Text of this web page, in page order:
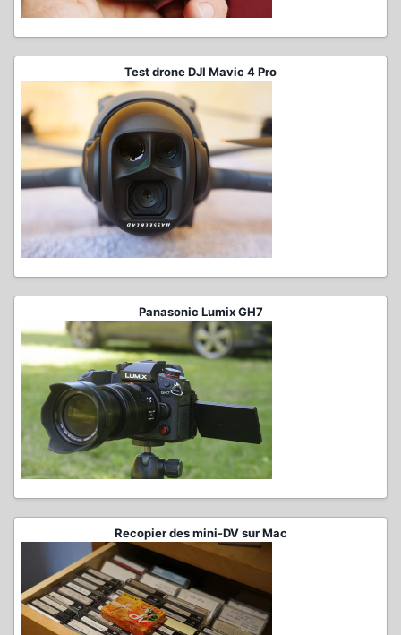
Test drone DJI Mavic 4 Pro
Panasonic Lumix GH7
Recopier des mini-DV sur Mac